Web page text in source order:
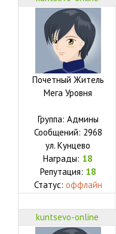
Почетный Житель
Мега Уровня
Группа: Админы
Сообщений: 2968
ул. Кунцево
Награды: 18
Репутация: 18
Статус: оффлайн
kuntsevo-online